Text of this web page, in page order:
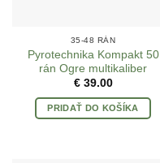
35-48 RÁN
Pyrotechnika Kompakt 50
rán Ogre multikaliber
€39.00
PRIDAŤ DO KOŠÍKA